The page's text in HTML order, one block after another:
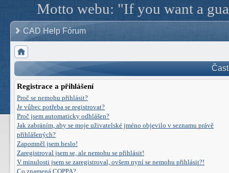
Motto webu: "If you want a
CAD Help Fórum
Registrace a přihlášení
Proč se nemohu přihlásit?
Je vůbec potřeba se registrovat?
Proč jsem automaticky odhlášen?
Jak zabráním, aby se moje uživatelské jméno objevilo v seznamu právě
přihlášených?
Zapomněl jsem heslo!
Zaregistroval jsem se, ale nemohu se přihlásit!
V minulosti jsem se zaregistroval, ovšem nyní se nemohu přihlásit?!
Co znamená COPPA?